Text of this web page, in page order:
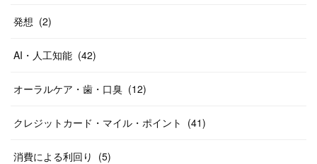
発想 (2)
AI・人工知能 (42)
オーラルケア・歯・口臭 (12)
クレジットカード・マイル・ポイント (41)
消費による利回り (5)